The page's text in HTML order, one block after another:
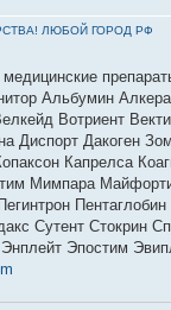
ЛЮБОЙ ГОРОД РФ
Альбумин
Вотриент
Диспорт Дакоген
Капрелса
Мимпара
Сутент Стокрин
Эпостим